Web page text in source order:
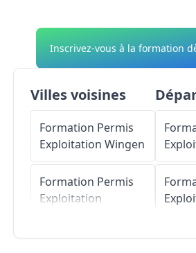
Inscrivez-vous à la formation
Villes voisines
Formation Permis
Exploitation Wingen
Formation Permis
Exploitation